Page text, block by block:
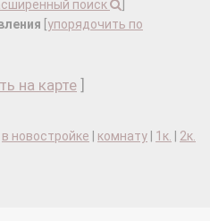
поиск
упорядочить по
на карте
в новостройке комнату 1к.
2к.